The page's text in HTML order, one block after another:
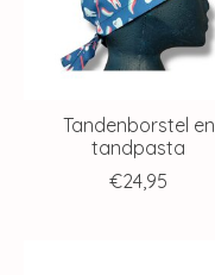
Tandenborstel en
tandpasta
€24,95